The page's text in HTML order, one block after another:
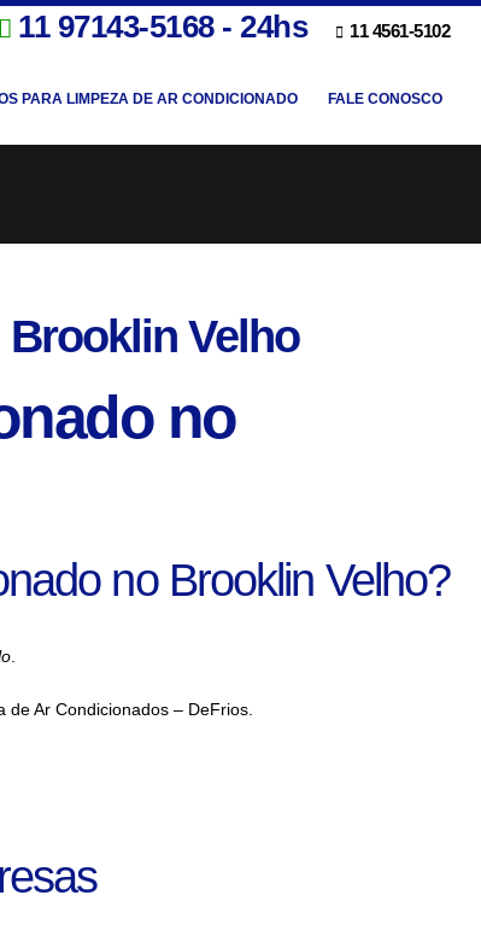
11 97143-5168 - 24hs 11 4561-5102
PARA LIMPEZA DE AR CONDICIONADO FALE CONOSCO
Velho
no
no Brooklin Velho?
Ar Condicionados – DeFrios.